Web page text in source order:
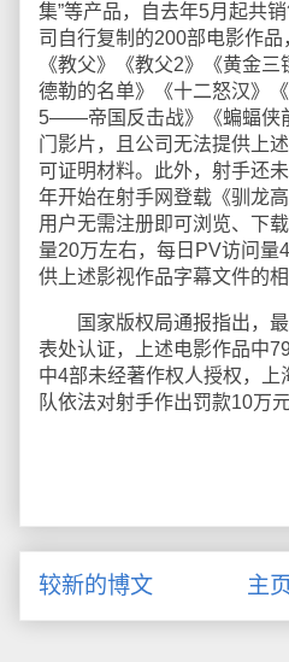
集”等产品，自去年5月起共
司自行复制的200部电影作品
《教父》《教父2》《黄金
德勒的名单》《十二怒汉》
5——帝国反击战》《蝙蝠侠
门影片，且公司无法提供上
可证明材料。此外，射手还
年开始在射手网登载《驯龙
用户无需注册即可浏览、下
量20万左右，每日PV访问量
供上述影视作品字幕文件的
国家版权局通报指出，最
表处认证，上述电影作品中
中4部未经著作权人授权，上
队依法对射手作出罚款10万
较新的博文 主页